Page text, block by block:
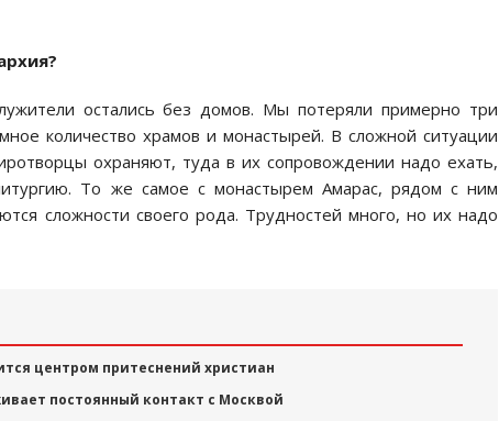
остались без домов. Мы потеряли примерно три
количество храмов и монастырей. В сложной ситуации
охраняют, туда в их сопровождении надо ехать,
То же самое с монастырем Амарас, рядом с ним
сложности своего рода. Трудностей много, но их надо
центром притеснений христиан
постоянный контакт с Москвой